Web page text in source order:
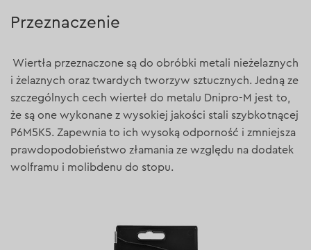
Przeznaczenie
Wiertła przeznaczone są do obróbki metali nieżelaznych
i żelaznych oraz twardych tworzyw sztucznych. Jedną ze
szczególnych cech wierteł do metalu Dnipro-M jest to,
że są one wykonane z wysokiej jakości stali szybkotnącej
P6M5K5. Zapewnia to ich wysoką odporność i zmniejsza
prawdopodobieństwo złamania ze względu na dodatek
wolframu i molibdenu do stopu.